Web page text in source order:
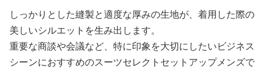
しっかりとした縫製と適度な厚みの生地が、着用した際の
美しいシルエットを生み出します。
重要な商談や会議など、特に印象を大切にしたいビジネス
シーンにおすすめのスーツセレクトセットアップメンズで